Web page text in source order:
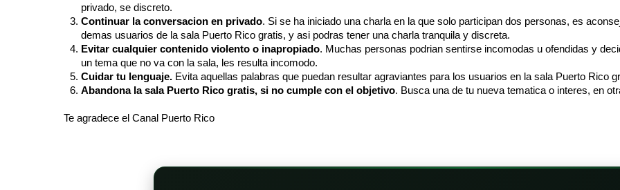
privado, se discreto.
Continuar la conversacion en privado. Si se ha iniciado una charla en la que solo participan dos personas, es
demas usuarios de la sala Puerto Rico gratis, y asi podras tener una charla tranquila y discreta.
Evitar cualquier contenido violento o inapropiado. Muchas personas podrian sentirse incomodas u ofendidas y
un tema que no va con la sala, les resulta incomodo.
Cuidar tu lenguaje. Evita aquellas palabras que puedan resultar agraviantes para los usuarios en la sala Puerto Rico
Abandona la sala Puerto Rico gratis, si no cumple con el objetivo. Busca una de tu nueva tematica o interes, en
Te agradece el Canal Puerto Rico